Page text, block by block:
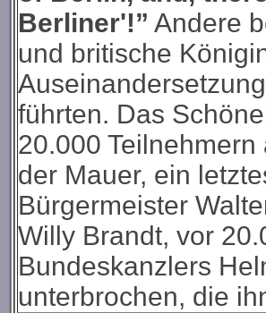
Berliner'!” Andere
und britische
führten. Das
20.000
der Mauer, ein
Bürgermeister
Willy Brandt, vor
Bundeskanzlers
unterbrochen, die